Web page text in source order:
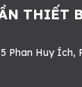
THIẾT
Phan Huy Ích,